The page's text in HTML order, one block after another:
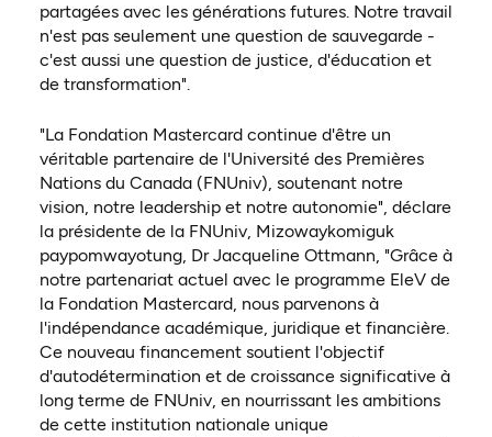
partagées avec les générations futures. Notre travail
n'est pas seulement une question de sauvegarde -
c'est aussi une question de justice, d'éducation et
de transformation".
"La Fondation Mastercard continue d'être un
véritable partenaire de l'Université des Premières
Nations du Canada (FNUniv), soutenant notre
vision, notre leadership et notre autonomie", déclare
la présidente de la FNUniv, Mizowaykomiguk
paypomwayotung, Dr Jacqueline Ottmann, "Grâce à
notre partenariat actuel avec le programme EleV de
la Fondation Mastercard, nous parvenons à
l'indépendance académique, juridique et financière.
Ce nouveau financement soutient l'objectif
d'autodétermination et de croissance significative à
long terme de FNUniv, en nourrissant les ambitions
de cette institution nationale unique